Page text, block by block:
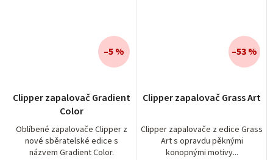
Clipper zapalovač Gradient
Color
Oblíbené zapalovače Clipper z
nové sběratelské edice s
názvem Gradient Color.
–5 %
Clipper zapalovač Grass Art
Clipper zapalovače z edice Grass
Art s opravdu pěknými
konopnými motivy...
–53 %